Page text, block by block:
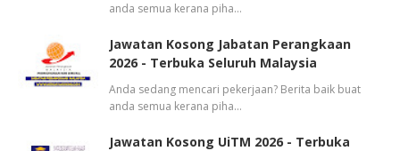
anda semua kerana piha…
Jawatan Kosong Jabatan Perangkaan
2026 - Terbuka Seluruh Malaysia
Anda sedang mencari pekerjaan? Berita baik buat
anda semua kerana piha…
Jawatan Kosong UiTM 2026 - Terbuka